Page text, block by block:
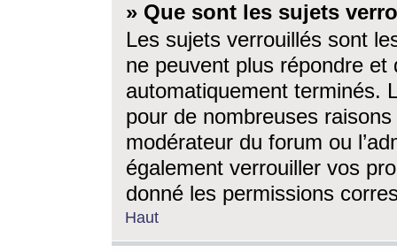
» Que sont les sujets
Les sujets verrouillés sont
ne peuvent plus répondre
automatiquement terminés.
pour de nombreuses
modérateur du forum ou
également verrouiller vos
donné les permissions
Haut